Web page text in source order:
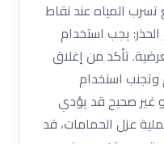
تسرب المياه عند نقاط
الحذر: يجب استخدام
تأكد من إغلاق
وتجنب استخدام
غير صحيح قد يؤدي
عزل الحمامات، قد